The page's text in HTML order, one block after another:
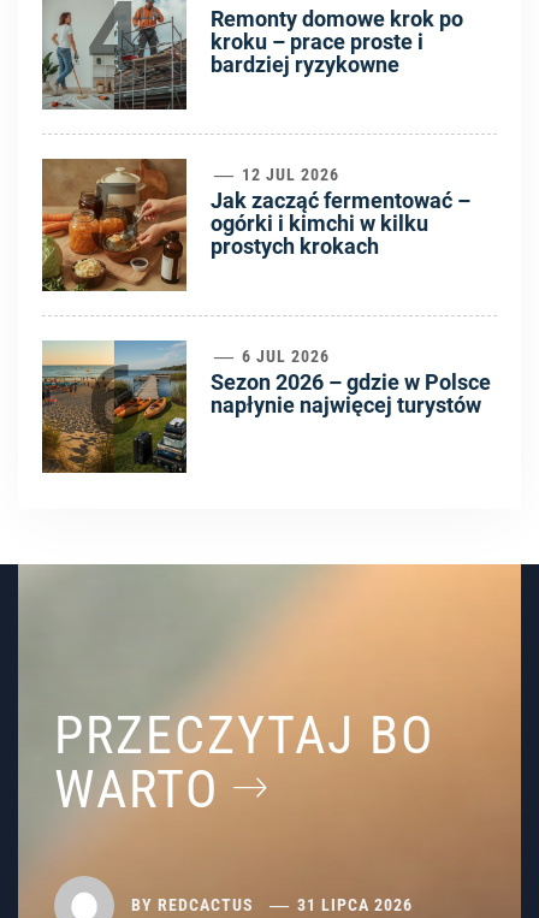
4
Remonty domowe krok po
kroku – prace proste i
bardziej ryzykowne
5 12 JUL 2026
Jak zacząć fermentować –
ogórki i kimchi w kilku
prostych krokach
6 6 JUL 2026
Sezon 2026 – gdzie w Polsce
napłynie najwięcej turystów
PRZECZYTAJ BO
WARTO
BY REDCACTUS 31 LIPCA 2026